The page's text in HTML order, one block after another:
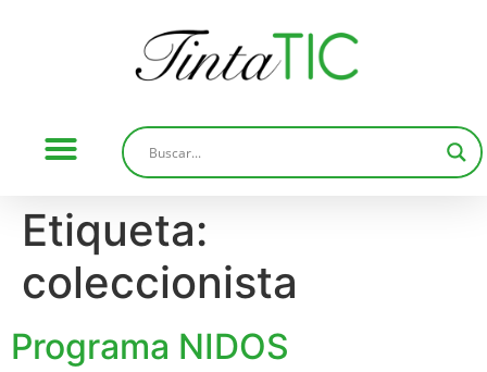
Etiqueta:
coleccionista
Programa NIDOS